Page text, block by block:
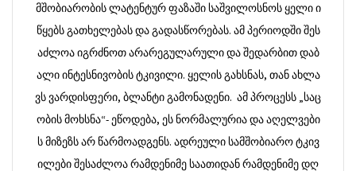
მშობიარობისლატენტურფაზაშისაშვილოსნოსყელიი
წყებსგათხელებასდაგადასწორებას. ამპერიოდშიშეს
აძლოაიგრძნოთარარეგულარულიდაშედარბითდაბ
ალიინტესნივობისტკივილი. ყელისგახსნას, თანახლა
ვსვარდისფერი, ბლანტიგამონადენი. ამპროცესს „საც
ობისმოხსნა“-ეწოდება, ესნორმალურიადააღელვები
სმიზეზსარწარმოადგენს. ადრეულისამშობიაროტკივ
ილებიშესაძლოარამდენიმესაათიდანრამდენიმედღ